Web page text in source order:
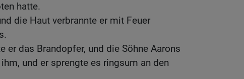
hatte.
die Haut verbrannte er mit Feuer
er das Brandopfer, und die Söhne Aarons
und er sprengte es ringsum an den